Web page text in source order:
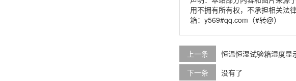
用不拥有所有权，不承担相关法
箱：y569#qq.com（#转@）
上一条 恒温恒湿试验箱湿度显
下一条
没有了